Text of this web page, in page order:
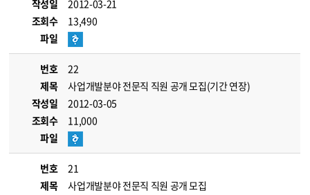
작성일
2012-03-21
조회수
13,490
파일
번호
22
제목
사업개발분야 전문직 직원 공개 모집(기간 연장)
작성일
2012-03-05
조회수
11,000
파일
번호
21
제목
사업개발분야 전문직 직원 공개 모집